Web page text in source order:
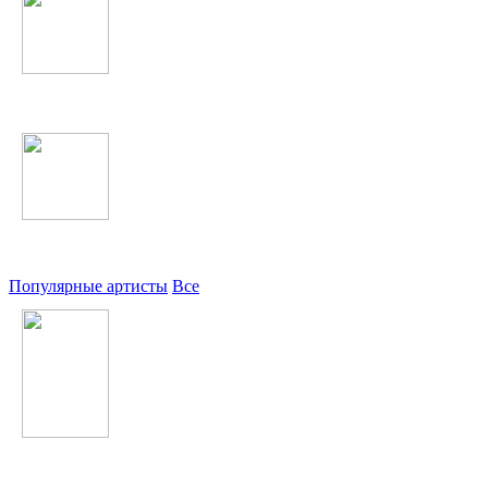
Популярные артисты Все